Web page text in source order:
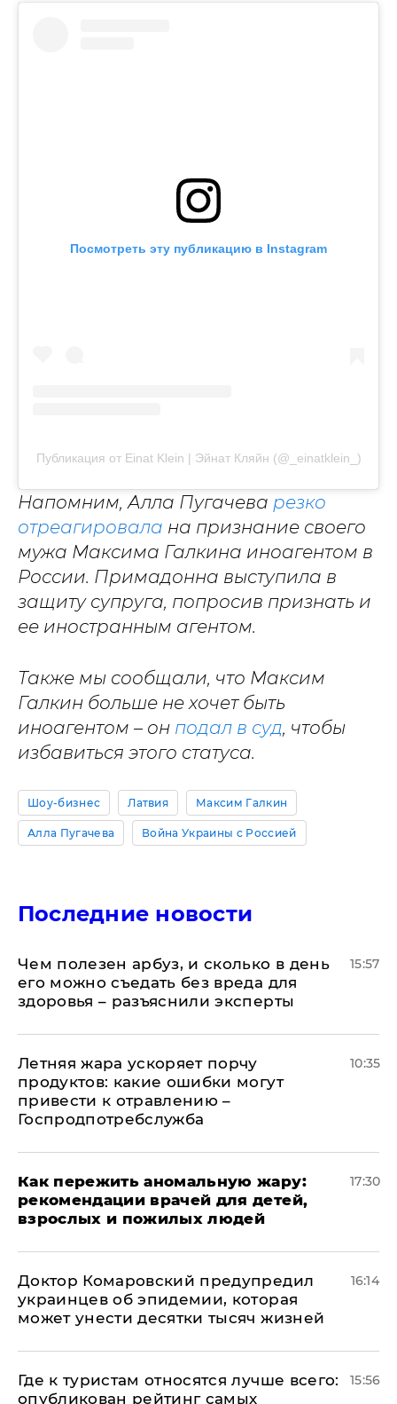
Посмотреть эту публикацию в Instagram
Публикация от Einat Klein | Эйнат Кляйн (@_einatklein_)
Напомним, Алла Пугачева резко
отреагировала на признание своего
мужа Максима Галкина иноагентом в
России. Примадонна выступила в
защиту супруга, попросив признать и
ее иностранным агентом.
Также мы сообщали, что Максим
Галкин больше не хочет быть
иноагентом – он подал в суд, чтобы
избавиться этого статуса.
Шоу-бизнес Латвия Максим Галкин
Алла Пугачева Война Украины с Россией
Последние новости
Чем полезен арбуз, и сколько в день
его можно съедать без вреда для
здоровья – разъяснили эксперты
15:57
Летняя жара ускоряет порчу
продуктов: какие ошибки могут
привести к отравлению –
Госпродпотребслужба
10:35
Как пережить аномальную жару:
рекомендации врачей для детей,
взрослых и пожилых людей
17:30
Доктор Комаровский предупредил
украинцев об эпидемии, которая
может унести десятки тысяч жизней
16:14
Где к туристам относятся лучше всего:
опубликован рейтинг самых
15:56